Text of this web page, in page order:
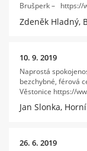
Brušperk – https://
Zdeněk Hladný,
10. 9. 2019
Naprostá
bezchybné, férová
Věstonice https://
Jan Slonka,
26. 6. 2019